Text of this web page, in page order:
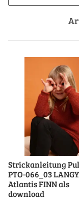
Strickanleitung
PTO-066_03
Atlantis FINN als
download